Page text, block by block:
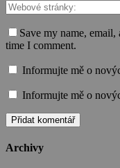
Save my name,
time I comment.
Informujte mě o
Informujte mě o
Archivy